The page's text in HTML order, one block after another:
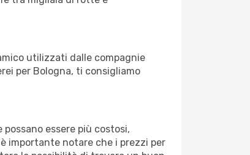
utilizzati dalle compagnie
per Bologna, ti consigliamo
essere più costosi,
importante notare che i prezzi per